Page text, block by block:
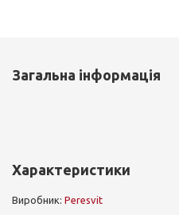
Загальна інформація
Характеристики
Виробник: Peresvit